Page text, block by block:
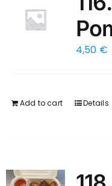
4,50 €
Add to cart Details